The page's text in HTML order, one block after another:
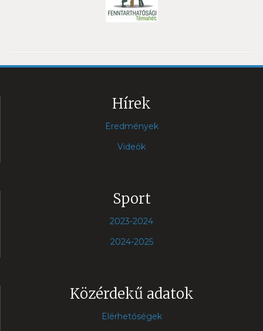
Hírek
Eredmények
Videók
Sport
2023-2024
2024-2025
Közérdekű adatok
Elérhetőségek